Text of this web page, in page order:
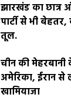
झारखंड का छात्र
पार्टी से भी
तूल.
चीन की
अमेरिका, ईरान
खामियाजा